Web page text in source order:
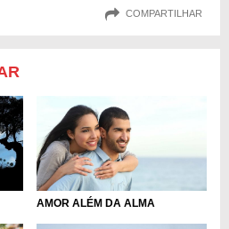
COMPARTILHAR
AMOR ALÉM DA ALMA